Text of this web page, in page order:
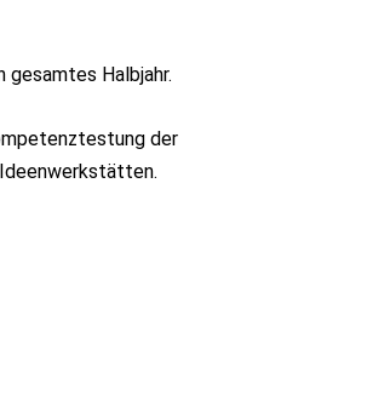
Halbjahr.
der